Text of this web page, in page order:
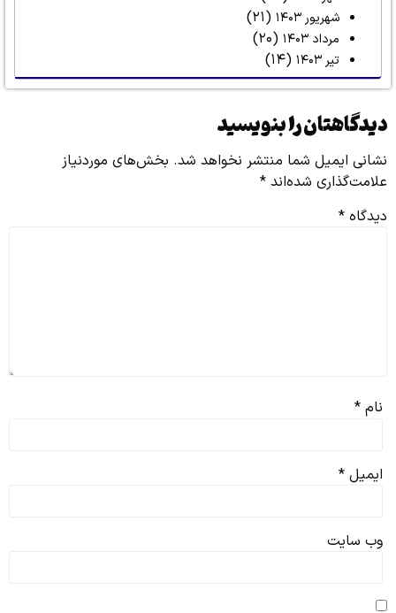
شهریور ۱۴۰۳ (۲۱)
مرداد ۱۴۰۳ (۲۰)
تیر ۱۴۰۳ (۱۴)
دیدگاهتان را بنویسید
نشانی ایمیل شما منتشر نخواهد شد. بخش‌های موردنیاز
علامت‌گذاری شده‌اند *
دیدگاه *
نام *
ایمیل *
وب‌ سایت